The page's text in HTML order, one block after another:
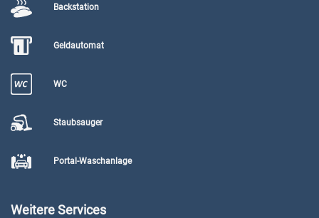
Backstation
Geldautomat
WC
Staubsauger
Portal-Waschanlage
Weitere Services